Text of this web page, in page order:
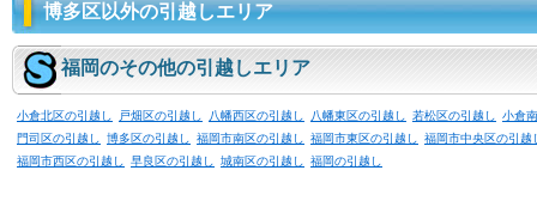
博多区以外の引越しエリア
福岡のその他の引越しエリア
小倉北区の引越し 戸畑区の引越し 八幡西区の引越し 八幡東区の引越し 若松区の引越し
小倉
門司区の引越し
博多区の引越し 福岡市南区の引越し 福岡市東区の引越し
福岡市中央区の引越
福岡市西区の引越し
早良区の引越し 城南区の引越し 福岡の引越し